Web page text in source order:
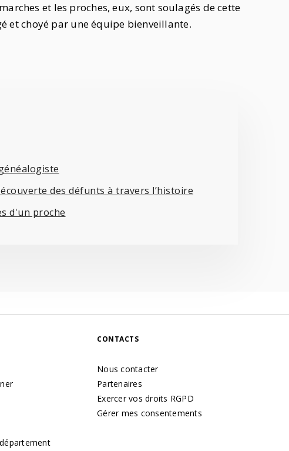
et les proches, eux, sont soulagés de cette
et choyé par une équipe bienveillante.
des défunts à travers l’histoire
d'un proche
CONTACTS
Nous contacter
Partenaires
Exercer vos droits RGPD
Gérer mes consentements